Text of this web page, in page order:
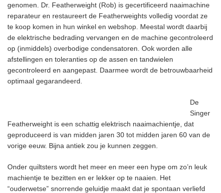
genomen. Dr. Featherweight (Rob) is gecertificeerd naaimachine
reparateur en restaureert de Featherweights volledig voordat ze
te koop komen in hun winkel en webshop. Meestal wordt daarbij
de elektrische bedrading vervangen en de machine gecontroleerd
op (inmiddels) overbodige condensatoren. Ook worden alle
afstellingen en toleranties op de assen en tandwielen
gecontroleerd en aangepast. Daarmee wordt de betrouwbaarheid
optimaal gegarandeerd.
De
Singer
Featherweight is een schattig elektrisch naaimachientje, dat
geproduceerd is van midden jaren 30 tot midden jaren 60 van de
vorige eeuw. Bijna antiek zou je kunnen zeggen.
Onder quiltsters wordt het meer en meer een hype om zo’n leuk
machientje te bezitten en er lekker op te naaien. Het
“ouderwetse” snorrende geluidje maakt dat je spontaan verliefd